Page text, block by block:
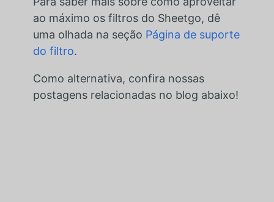
ao máximo os filtros do Sheetgo, dê
uma olhada na seção Página de suporte
do filtro.
Como alternativa, confira nossas
postagens relacionadas no blog abaixo!